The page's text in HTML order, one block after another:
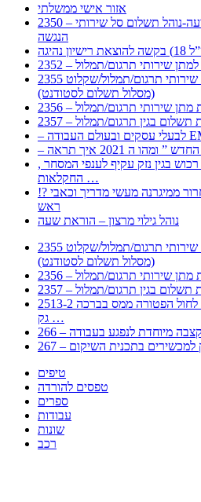
אזור אישי ממשלתי
2350 – מידע לסטודנט עם לקות שמיעה-נוהל תשלום סל שירותי
הנגשה
למתן שירותי תרגום/תמלול
2355 דרישה לתשלום עבור מתן שירותי תרגום/תמלול/שקלוט
(מסלול תשלום לסטודנט)
מתן שירותי תרגום/תמלול
קבלת תשלום בגין תרגום/תמלול
ה 2021 איך תראה
, התעשייה , פיצויי מס רכוש בגין נזק עקיף לענפי המסחר
החקלאות …
!? איך להפרד מהמיגרנה לשחרור ממיגרנה מעשי מדריך וכאבי
ראש
נוהל גילוי מרצון – הוראת שעה
2355 דרישה לתשלום עבור מתן שירותי תרגום/תמלול/שקלוט
(מסלול תשלום לסטודנט)
מתן שירותי תרגום/תמלול
קבלת תשלום בגין תרגום/תמלול
2513-2 טופס חדש הצהרה על העברה לחול הפטורה ממס בברכה
גק …
קצבה מיוחדת לנפגע בעבודה
למכשירים בתכנית השיקום
טיפים
טפסים להורדה
ספרים
עבודות
שונות
רכב